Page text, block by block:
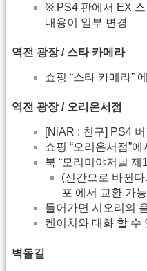
※ PS4 판에서 EX
내용이 일부 변경
역전 광장 / 스타 카메라
쇼핑 “스타 카메라”
역전 광장 / 오리온서점
[NiAR : 친구] PS4
쇼핑 “오리온서점”
북 “모리미야저널 제
(신간으로 바뀐
포 에서 교환 가
들어가면 시오리의
켄이치와 대화 할 수
벽돌길